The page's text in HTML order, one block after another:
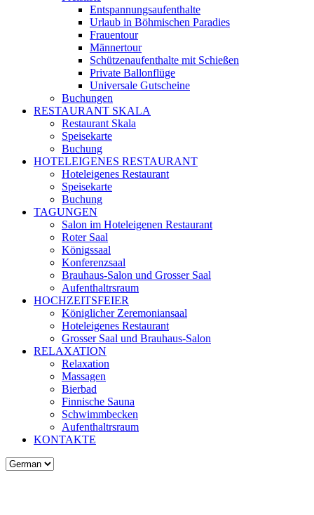
Entspannungsaufenthalte
Urlaub in Böhmischen Paradies
Frauentour
Männertour
Schützenaufenthalte mit Schießen
Private Ballonflüge
Universale Gutscheine
Buchungen
RESTAURANT SKALA
Restaurant Skala
Speisekarte
Buchung
HOTELEIGENES RESTAURANT
Hoteleigenes Restaurant
Speisekarte
Buchung
TAGUNGEN
Salon im Hoteleigenen Restaurant
Roter Saal
Königssaal
Konferenzsaal
Brauhaus-Salon und Grosser Saal
Aufenthaltrsraum
HOCHZEITSFEIER
Königlicher Zeremoniansaal
Hoteleigenes Restaurant
Grosser Saal und Brauhaus-Salon
RELAXATION
Relaxation
Massagen
Bierbad
Finnische Sauna
Schwimmbecken
Aufenthaltrsraum
KONTAKTE